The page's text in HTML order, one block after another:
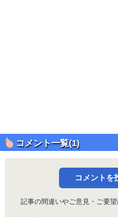
コメント一覧(1)
コメントを
記事の間違いやご意見・ご要望